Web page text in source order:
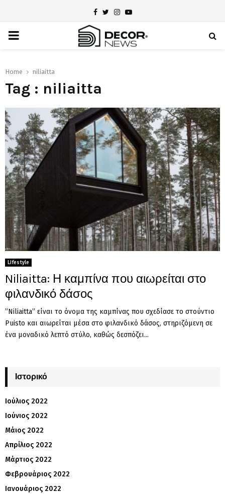
Facebook
TwitterInstagram
Youtube
PRIMARY
Home niliaitta
Tag : niliaitta
Lifestyle
Niliaitta: Η καμπίνα που αιωρείται στο
φιλανδικό δάσος
”Niliaitta” είναι το όνομα της καμπίνας που σχεδίασε το στούντιο
Puisto και αιωρείται μέσα στο φιλανδικό δάσος, στηριζόμενη σε
ένα μοναδικό λεπτό στύλο, καθώς δεσπόζει...
Ιστορικό
Ιούλιος 2022
Ιούνιος 2022
Μάιος 2022
Απρίλιος 2022
Μάρτιος 2022
Φεβρουάριος 2022
Ιανουάριος 2022